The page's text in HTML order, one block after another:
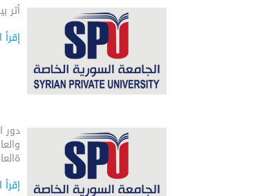
أثر
إقرأ
دور
إقرأ